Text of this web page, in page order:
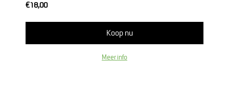
€18,00
Koop nu
Meer info